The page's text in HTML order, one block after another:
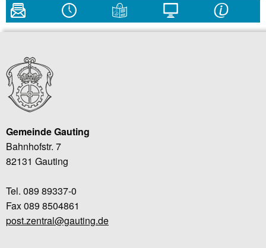
Gemeinde Gauting
Bahnhofstr. 7
82131 Gauting
Tel. 089 89337-0
Fax 089 8504861
post.zentral@gauting.de